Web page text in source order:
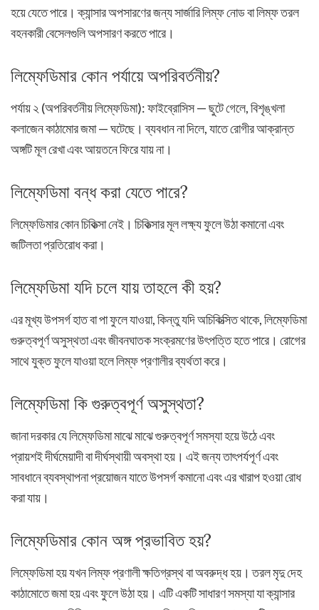
হয়ে যেতে পারে। ক্যান্সার অপসারণের জন্য সার্জারি লিম্ফ নোড বা লিম্ফ তরল
বহনকারী বেসেলগুলি অপসারণ করতে পারে।
লিম্ফেডিমার কোন পর্যায়ে অপরিবর্তনীয়?
পর্যায় ২ (অপরিবর্তনীয় লিম্ফেডিমা): ফাইব্রোসিস — ছুটে গেলে, বিশৃঙ্খলা
কলাজেন কাঠামোর জমা — ঘটেছে। ব্যবধান না দিলে, যাতে রোগীর আক্রান্ত
অঙ্গটি মূল রেখা এবং আয়তনে ফিরে যায় না।
লিম্ফেডিমা বন্ধ করা যেতে পারে?
লিম্ফেডিমার কোন চিকিত্সা নেই। চিকিত্সার মূল লক্ষ্য ফুলে উঠা কমানো এবং
জটিলতা প্রতিরোধ করা।
লিম্ফেডিমা যদি চলে যায় তাহলে কী হয়?
এর মূখ্য উপসর্গ হাত বা পা ফুলে যাওয়া, কিন্তু যদি অচিকিত্সিত থাকে, লিম্ফেডিমা
গুরুত্বপূর্ণ অসুস্থতা এবং জীবনঘাতক সংক্রমণের উৎপত্তি হতে পারে। রোগের
সাথে যুক্ত ফুলে যাওয়া হলে লিম্ফ প্রণালীর ব্যর্থতা করে।
লিম্ফেডিমা কি গুরুত্বপূর্ণ অসুস্থতা?
জানা দরকার যে লিম্ফেডিমা মাঝে মাঝে গুরুত্বপূর্ণ সমস্যা হয়ে উঠে এবং
প্রায়শই দীর্ঘমেয়াদী বা দীর্ঘস্থায়ী অবস্থা হয়। এই জন্য তাৎপর্যপূর্ণ এবং
সাবধানে ব্যবস্থাপনা প্রয়োজন যাতে উপসর্গ কমানো এবং এর খারাপ হওয়া রোধ
করা যায়।
লিম্ফেডিমার কোন অঙ্গ প্রভাবিত হয়?
লিম্ফেডিমা হয় যখন লিম্ফ প্রণালী ক্ষতিগ্রস্থ বা অবরুদ্ধ হয়। তরল মৃদু দেহ
কাঠামোতে জমা হয় এবং ফুলে উঠা হয়। এটি একটি সাধারণ সমস্যা যা ক্যান্সার